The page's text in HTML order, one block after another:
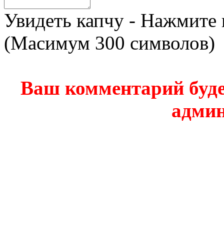
Увидеть капчу - Нажмите
(Масимум 300 символов)
Ваш комментарий